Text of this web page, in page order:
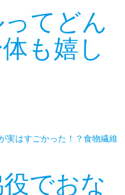
てどん
も嬉し
でおな